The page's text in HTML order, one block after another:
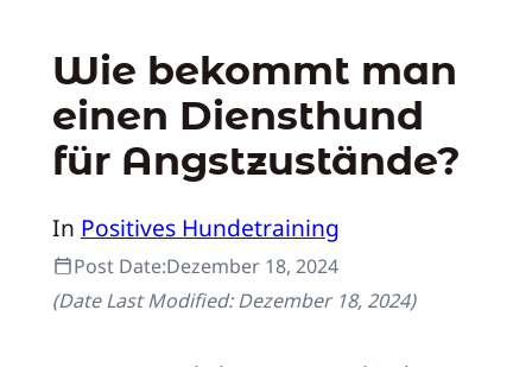
Wie bekommt man
einen Diensthund
für Angstzustände?
In Positives Hundetraining
Post Date:Dezember 18, 2024
(Date Last Modified:Dezember 18, 2024)